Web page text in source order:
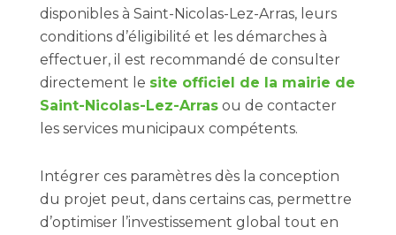
disponibles à Saint-Nicolas-Lez-Arras, leurs
conditions d’éligibilité et les démarches à
effectuer, il est recommandé de consulter
directement le site officiel de la mairie de
Saint-Nicolas-Lez-Arras ou de contacter
les services municipaux compétents.
Intégrer ces paramètres dès la conception
du projet peut, dans certains cas, permettre
d’optimiser l’investissement global tout en